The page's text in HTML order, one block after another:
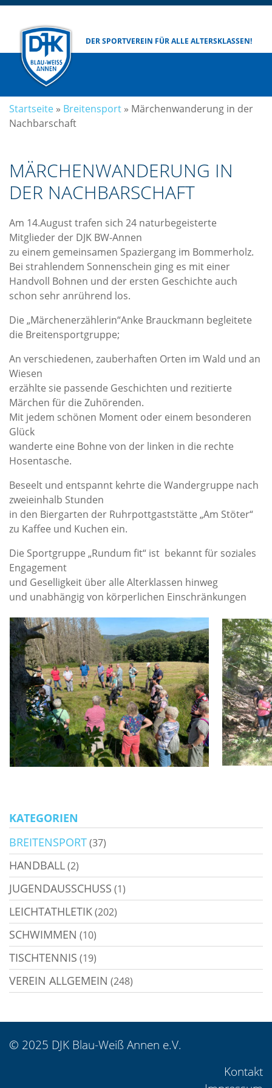
DER SPORTVEREIN FÜR ALLE ALTERSKLASSEN!
Startseite » Breitensport » Märchenwanderung in der
Nachbarschaft
MÄRCHENWANDERUNG IN
DER NACHBARSCHAFT
Am 14.August trafen sich 24 naturbegeisterte
Mitglieder der DJK BW-Annen
zu einem gemeinsamen Spaziergang im Bommerholz.
Bei strahlendem Sonnenschein ging es mit einer
Handvoll Bohnen und der ersten Geschichte auch
schon sehr anrührend los.
Die „Märchenerzählerin“Anke Brauckmann begleitete
die Breitensportgruppe;
An verschiedenen, zauberhaften Orten im Wald und an
Wiesen
erzählte sie passende Geschichten und rezitierte
Märchen für die Zuhörenden.
Mit jedem schönen Moment oder einem besonderen
Glück
wanderte eine Bohne von der linken in die rechte
Hosentasche.
Beseelt und entspannt kehrte die Wandergruppe nach
zweieinhalb Stunden
in den Biergarten der Ruhrpottgaststätte „Am Stöter“
zu Kaffee und Kuchen ein.
Die Sportgruppe „Rundum fit“ ist bekannt für soziales
Engagement
und Geselligkeit über alle Alterklassen hinweg
und unabhängig von körperlichen Einschränkungen
KATEGORIEN
BREITENSPORT(37)
HANDBALL(2)
JUGENDAUSSCHUSS (1)
LEICHTATHLETIK(202)
SCHWIMMEN (10)
TISCHTENNIS (19)
VEREIN ALLGEMEIN (248)
© 2025 DJK Blau-Weiß Annen e.V.
Kontakt